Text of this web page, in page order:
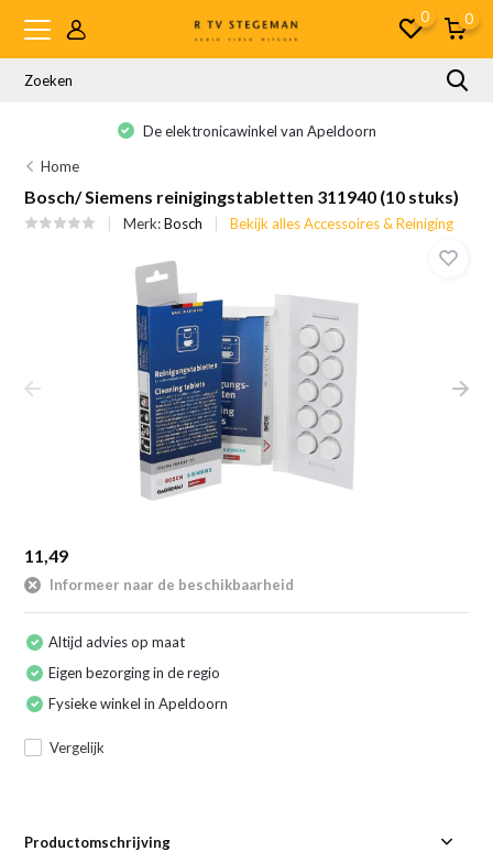
0 0
De elektronicawinkel van Apeldoorn
Home
Bosch/ Siemens reinigingstabletten 311940 (10 stuks)
Merk:Bosch Bekijk alles Accessoires & Reiniging
11,49
Informeer naar de beschikbaarheid
Altijd advies op maat
Eigen bezorging in de regio
Fysieke winkel in Apeldoorn
Vergelijk
Productomschrijving